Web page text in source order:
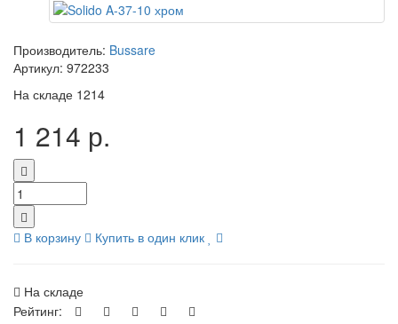
Производитель: Bussare
Артикул: 972233
На складе 1214
1 214 р.
В корзину Купить в один клик
На складе
Рейтинг: